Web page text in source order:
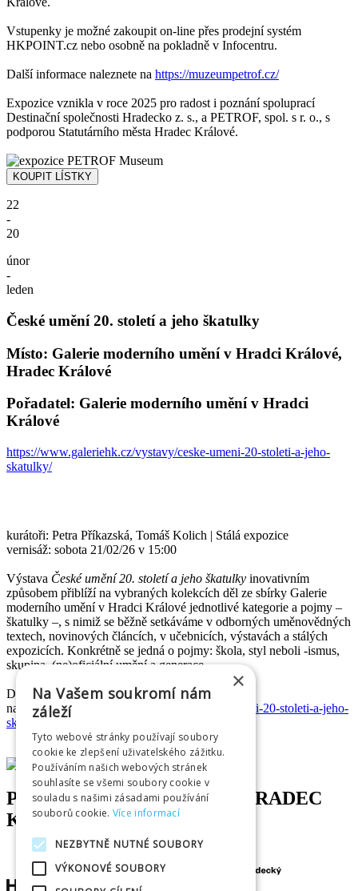
Vstupenky je možné zakoupit on-line přes prodejní systém
HKPOINT.cz nebo osobně na pokladně v Infocentru.
Další informace naleznete na https://muzeumpetrof.cz/
Expozice vznikla v roce 2025 pro radost i poznání spoluprací
Destinační společnosti Hradecko z. s., a PETROF, spol. s r. o., s
podporou Statutárního města Hradec Králové.
22
-
20
únor
-
leden
České umění 20. století a jeho škatulky
Místo: Galerie moderního umění v Hradci Králové,
Hradec Králové
Pořadatel: Galerie moderního umění v Hradci
Králové
https://www.galeriehk.cz/vystavy/ceske-umeni-20-stoleti-a-jeho-
skatulky/
kurátoři: Petra Příkazská, Tomáš Kolich | Stálá expozice
vernisáž: sobota 21/02/26 v 15:00
Výstava České umění 20. století a jeho škatulky inovativním
způsobem přiblíží na vybraných kolekcích děl ze sbírky Galerie
moderního umění v Hradci Králové jednotlivé kategorie a pojmy –
škatulky –, s nimiž se běžně setkáváme v odborných uměnovědných
textech, novinových článcích, v učebnicích, výstavách a stálých
expozicích. Konkrétně se jedná o pojmy: škola, styl neboli -ismus,
skupina, (ne)oficiální umění a generace.
Další informace naleznete
na:
https://www.galeriehk.cz/vystavy/ceske-umeni-20-stoleti-a-jeho-
skatulky/
PARTNEŘI INFOCENTRA HRADEC
KRÁLOVÉ
×
Na Vašem soukromí nám
záleží
Tyto webové stránky používají soubory
cookie ke zlepšení uživatelského zážitku.
Používáním našich webových stránek
souhlasíte se všemi soubory cookie v
souladu s našimi zásadami používání
souborů cookie. Více informací
NEZBYTNĚ NUTNÉ SOUBORY
VÝKONOVÉ SOUBORY